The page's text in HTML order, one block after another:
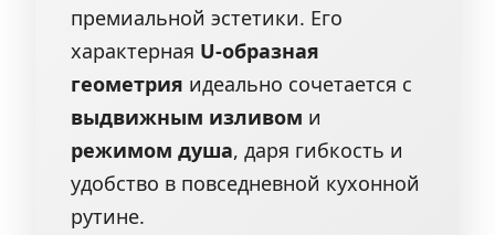
премиальной эстетики. Его
характерная U-образная
геометрия идеально сочетается с
выдвижным изливом и
режимом душа, даря гибкость и
удобство в повседневной кухонной
рутине.